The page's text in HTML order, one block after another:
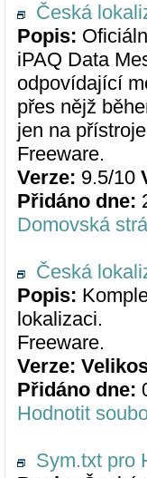
Česká
Popis:
iPAQ Data
odpovídající
přes nějž
jen na
Freeware.
Verze: 9.5/10
Přidáno dne:
Domovská
Česká
Popis:
lokalizaci.
Freeware.
Verze:
Přidáno dne:
Hodnotit
Sym.txt pro